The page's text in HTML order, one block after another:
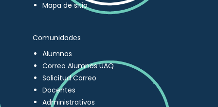
Mapa de sitio
Comunidades
Alumnos
Correo Alumnos UAQ
Solicitud Correo
Docentes
Administrativos